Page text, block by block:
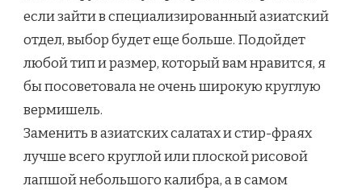
если зайти в специализированный азиатский
отдел, выбор будет еще больше. Подойдет
любой тип и размер, который вам нравится, я
бы посоветовала не очень широкую круглую
вермишель.
Заменить в азиатских салатах и стир-фраях
лучше всего круглой или плоской рисовой
лапшой небольшого калибра, а в самом